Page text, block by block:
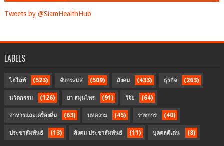
Tweets by @SiamHealthHub
LABELS
ไฮไลท์ (523) จับกระแส (509) สังคม (433) ธุรกิจ (263)
นวัตกรรม (126) ยา สมุนไพร (91) วิจัย (64)
อาหารและเครื่องดื่ม (63) บทความ (45) ราชการ (40)
ประชาสัมพันธ์ (13) สังคม ประชาสัมพันธ์ (11) บุคคลดีเด่น (8)